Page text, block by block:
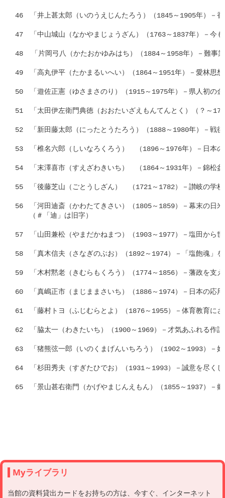
46　「井上甚太郎（いのうえじんたろう）（1845～1905年）－
47　「中山城山（なかやまじょうざん）（1763～1837年）－今
48  「片岡弓八（かたおかゆみはち）（1884～1958年）－難事
49　「高丸伊平（たかまるいへい）（1864～1951年）－愛林思
50　「遊佐正憲（ゆさまさのり）（1915～1975年）－県人初の
51　「太田伊左衛門典徳（おおたいざえもんてんとく）（？～
52　「新田藤太郎（にったとうたろう）（1888～1980年）－戦
53　「椎名六郎（しいなろくろう）　（1896～1976年）－日本
54　「末澤喜市（すえざわきいち）　（1864～1931年）－錦松
55　「後藤芝山（ごとうしざん）　（1721～1782）－讃岐の学
56　「河田迪斎（かわたてきさい）（1805～1859）－幕末の日
（＃「迪」は旧字）
57　「山田兼松（やまだかねまつ）（1903～1977）－塩田から
58　「真木信夫（さなぎのぶお）（1892～1974）－「塩飽魂」
59　「木村黙老（きむらもくろう）（1774～1856）－藩政を支
60　「真嶋正市（まじままさいち）（1886～1974）－日本の応
61　「藤村トヨ（ふじむらとよ）（1876～1955）－体育教育に
62　「脇太一（わきたいち）（1900～1969）－才気あふれる作
63　「猪熊弦一郎（いのくまげんいちろう）（1902～1993）－
64　「杉田秀夫（すぎたひでお）（1931～1993）－誠意を尽く
65　「景山甚右衛門（かげやまじんえもん）（1855～1937）－
Myライブラリ
当館の資料貸出カードをお持ちの方は、今すぐ、インターネット